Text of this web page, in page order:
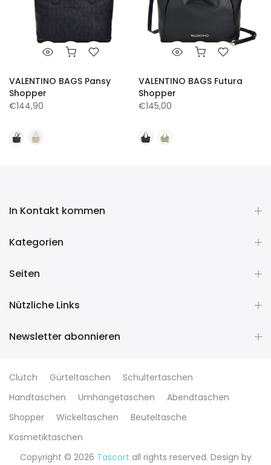
VALENTINO BAGS Pansy
Shopper
€144,90
VALENTINO BAGS Futura
Shopper
€145,00
In Kontakt kommen
Kategorien
Seiten
Nützliche Links
Newsletter abonnieren
Clutch Gürteltaschen
Schultertaschen
Handtaschen
Umhängetaschen
Abendtaschen
Shopper
Wickeltaschen
Beuteltasche
Kosmetiktaschen
Copyright © 2026 Tascort all rights reserved. Design by